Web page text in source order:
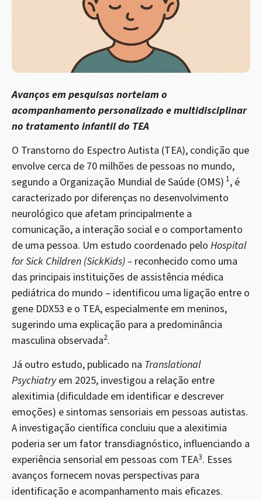
Avanços em pesquisas norteiam o
acompanhamento personalizado e multidisciplinar
no tratamento infantil do TEA
O Transtorno do Espectro Autista (TEA), condição que
envolve cerca de 70 milhões de pessoas no mundo,
segundo a Organização Mundial de Saúde (OMS) 1, é
caracterizado por diferenças no desenvolvimento
neurológico que afetam principalmente a
comunicação, a interação social e o comportamento
de uma pessoa. Um estudo coordenado pelo Hospital
for Sick Children (SickKids) – reconhecido como uma
das principais instituições de assistência médica
pediátrica do mundo – identificou uma ligação entre o
gene DDX53 e o TEA, especialmente em meninos,
sugerindo uma explicação para a predominância
masculina observada2.
Já outro estudo, publicado na Translational
Psychiatryem 2025, investigou a relação entre
alexitimia (dificuldade em identificar e descrever
emoções) e sintomas sensoriais em pessoas autistas.
A investigação científica concluiu que a alexitimia
poderia ser um fator transdiagnóstico, influenciando a
experiência sensorial em pessoas com TEA3. Esses
avanços fornecem novas perspectivas para
identificação e acompanhamento mais eficazes.